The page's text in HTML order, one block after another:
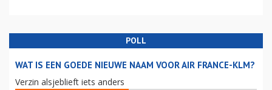
POLL
WAT IS EEN GOEDE NIEUWE NAAM VOOR AIR FRANCE-KLM?
Verzin alsjeblieft iets anders